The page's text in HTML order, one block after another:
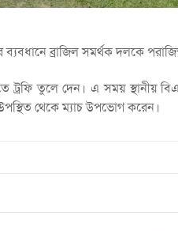
ব্যবধানে ব্রাজিল সমর্থক দলকে
তুলে দেন। এ সময় স্থানীয়
থেকে ম্যাচ উপভোগ করেন।